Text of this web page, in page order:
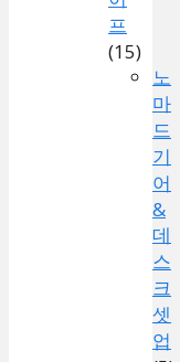
프
(15)
노
마
드
기
어
&
데
스
크
셋
업